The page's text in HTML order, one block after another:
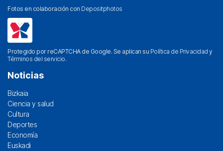
Fotos en colaboración con Depositphotos
Protegido por reCAPTCHA de Google. Se aplican su Política de Privacidad y
Términos del servicio.
Noticias
Bizkaia
Ciencia y salud
Cultura
Deportes
Economía
Euskadi